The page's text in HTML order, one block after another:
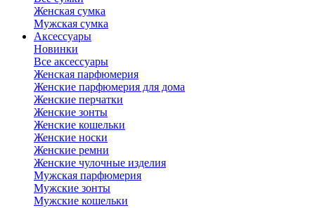
Женская сумка
Мужская сумка
Аксессуары
Новинки
Все аксессуары
Женская парфюмерия
Женские парфюмерия для дома
Женские перчатки
Женские зонты
Женские кошельки
Женские носки
Женские ремни
Женские чулочные изделия
Мужская парфюмерия
Мужские зонты
Мужские кошельки